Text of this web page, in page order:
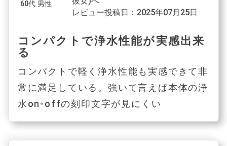
60代 男性
レビュー投稿日：2025年07月25日
コンパクトで浄水性能が実感出来
る
コンパクトで軽く浄水性能も実感できて非
常に満足している。強いて言えば本体の浄
水on-offの刻印文字が見にくい